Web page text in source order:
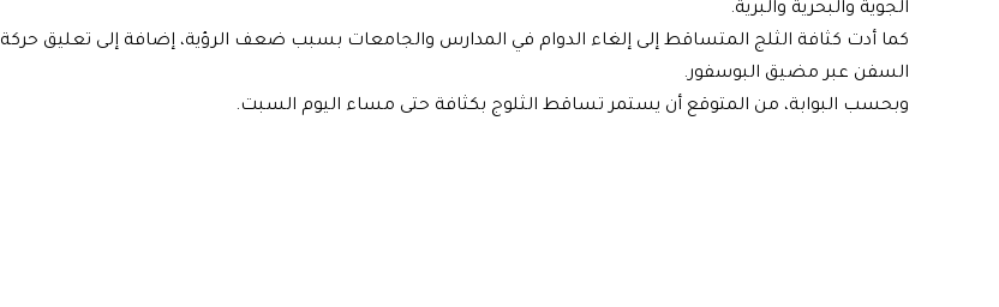
الجوية والبحرية والبرية.
كما أدت كثافة الثلج المتساقط إلى إلغاء الدوام في المدارس والجامعات بسبب ضعف الرؤية، إضافة إلى تعليق حركة
السفن عبر مضيق البوسفور.
وبحسب البوابة، من المتوقع أن يستمر تساقط الثلوج بكثافة حتى مساء اليوم السبت.